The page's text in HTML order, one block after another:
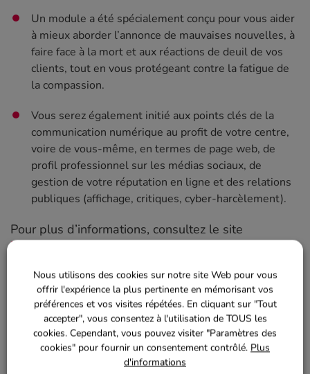
Un module a été spécialement conçu pour vous aider
à mieux aborder l’annonce de mauvaises nouvelles, à
faire face à la mort et aux réactions de deuil de vos
clients, tout en vous protégeant contre la fatigue de
la compassion.
Vous serez également initié aux points clés de la
communication numérique au profit de votre centre,
voire de vous-même, en termes de page web, de
profil professionnel sur les médias sociaux, de
gestion de votre réputation en ligne et des relations
publiques (affichage, critiques, cyber-harcèlement).
Pour plus d’informations, consultez le site
https://happyvetproject.org/
Nous utilisons des cookies sur notre site Web pour vous
offrir l'expérience la plus pertinente en mémorisant vos
préférences et vos visites répétées. En cliquant sur "Tout
accepter", vous consentez à l'utilisation de TOUS les
cookies. Cependant, vous pouvez visiter "Paramètres des
cookies" pour fournir un consentement contrôlé. Plus
d'informations